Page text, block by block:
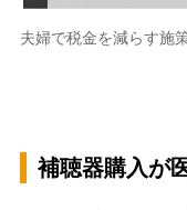
夫婦で税金を減らす施
補聴器購入が